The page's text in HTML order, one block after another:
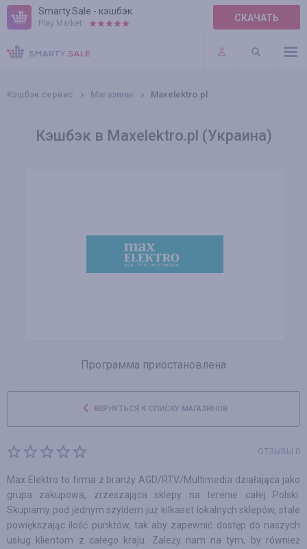
Smarty.Sale - кэшбэк
Play Market: СКАЧАТЬ
ПРАВИЛА
ПЛАГИНЫ
Кэшбэк сервис Магазины Maxelektro.pl
Кэшбэк в Maxelektro.pl (Украина)
Программа приостановлена
ВЕРНУТЬСЯ К СПИСКУ МАГАЗИНОВ
ОТЗЫВЫ 0
Max Elektro to firma z branży AGD/RTV/Multimedia działająca jako
grupa zakupowa, zrzeszająca sklepy na terenie całej Polski.
Skupiamy pod jednym szyldem już kilkaset lokalnych sklepów, stale
powiększając ilość punktów, tak aby zapewnić dostęp do naszych
usług klientom z całego kraju. Zależy nam na tym, by również